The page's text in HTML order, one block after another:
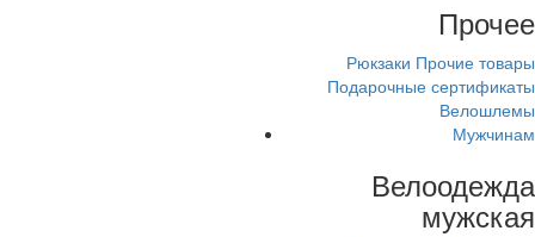
Прочее
Рюкзаки Прочие товары
Подарочные сертификаты
Велошлемы
Мужчинам
Велоодежда
мужская